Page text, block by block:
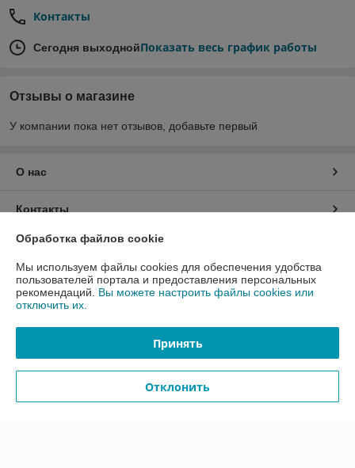
Контакты
Сегодня выходнойПоказать весь график работы
Отзывы о магазине
У компании пока нет отзывов, добавьте первый
О нас
Контакты
Доставка и оплата
График работы
Политика обработки cookies
Сайт создан на платформе Deal.by
Обработка файлов cookie
Мы используем файлы cookies для обеспечения удобства
пользователей портала и предоставления персональных
рекомендаций. Вы можете настроить файлы cookies или
отключить их.
Принять
Отклонить